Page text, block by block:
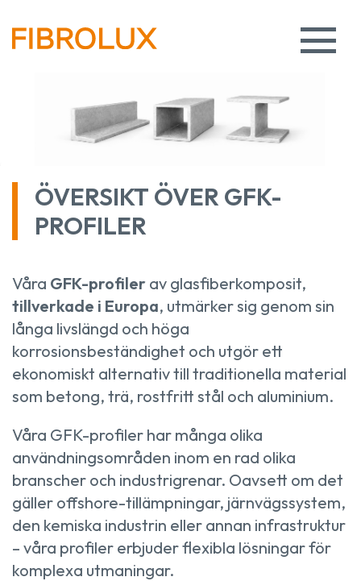
ÖVERSIKT ÖVER GFK-
PROFILER
Våra GFK-profiler av glasfiberkomposit,
tillverkade i Europa, utmärker sig genom sin
långa livslängd och höga
korrosionsbeständighet och utgör ett
ekonomiskt alternativ till traditionella material
som betong, trä, rostfritt stål och aluminium.
Våra GFK-profiler har många olika
användningsområden inom en rad olika
branscher och industrigrenar. Oavsett om det
gäller offshore-tillämpningar, järnvägssystem,
den kemiska industrin eller annan infrastruktur
– våra profiler erbjuder flexibla lösningar för
komplexa utmaningar.